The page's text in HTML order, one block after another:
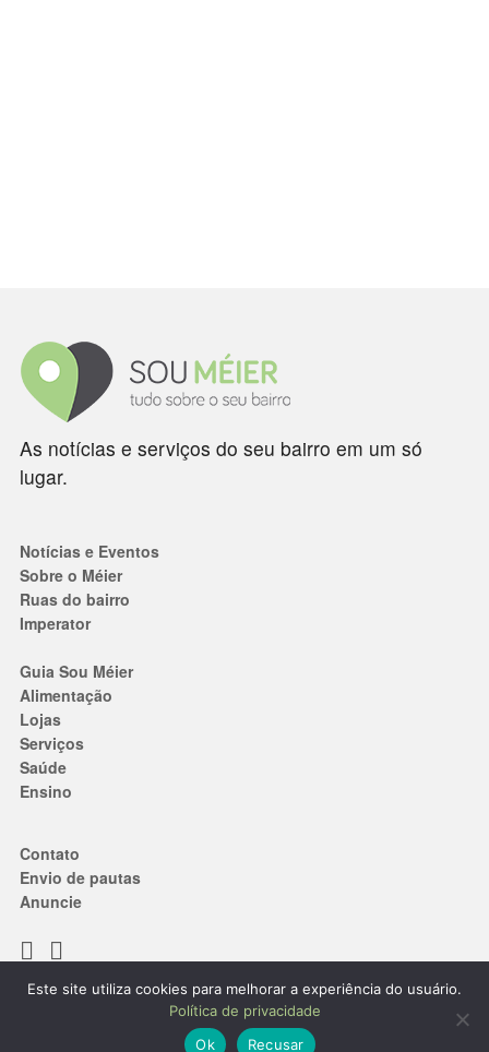
As notícias e serviços do seu bairro em um só
lugar.
Notícias e Eventos
Sobre o Méier
Ruas do bairro
Imperator
Guia Sou Méier
Alimentação
Lojas
Serviços
Saúde
Ensino
Contato
Envio de pautas
Anuncie
Termos de Uso|Política de privacidade
® 2019. Todos os direitos reservados.
Este site utiliza cookies para melhorar a experiência do usuário.
Política de privacidade
Ok
Recusar